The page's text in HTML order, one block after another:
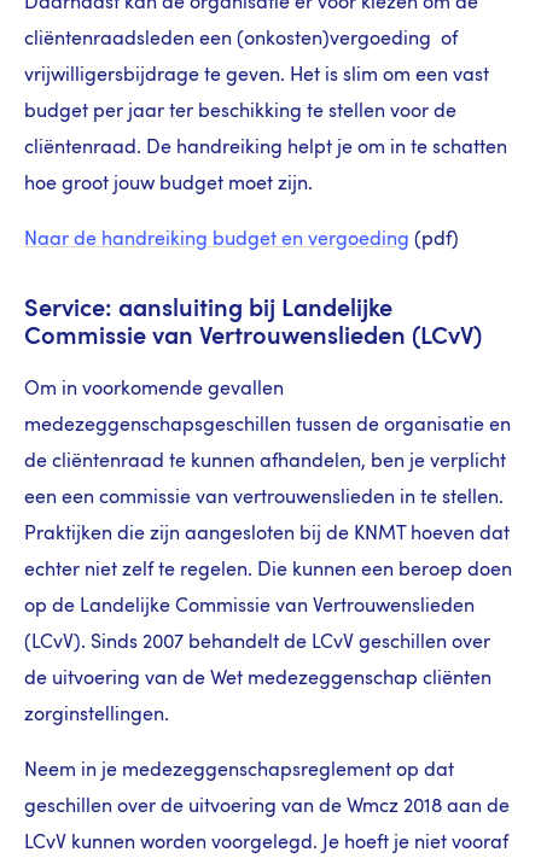
Daarnaast kan de organisatie er voor kiezen om de
cliëntenraadsleden een (onkosten)vergoeding of
vrijwilligersbijdrage te geven. Het is slim om een vast
budget per jaar ter beschikking te stellen voor de
cliëntenraad. De handreiking helpt je om in te schatten
hoe groot jouw budget moet zijn.
Naar de handreiking budget en vergoeding (pdf)
Service: aansluiting bij Landelijke
Commissie van Vertrouwenslieden (LCvV)
Om in voorkomende gevallen
medezeggenschapsgeschillen tussen de organisatie en
de cliëntenraad te kunnen afhandelen, ben je verplicht
een een commissie van vertrouwenslieden in te stellen.
Praktijken die zijn aangesloten bij de KNMT hoeven dat
echter niet zelf te regelen. Die kunnen een beroep doen
op de Landelijke Commissie van Vertrouwenslieden
(LCvV). Sinds 2007 behandelt de LCvV geschillen over
de uitvoering van de Wet medezeggenschap cliënten
zorginstellingen.
Neem in je medezeggenschapsreglement op dat
geschillen over de uitvoering van de Wmcz 2018 aan de
LCvV kunnen worden voorgelegd. Je hoeft je niet vooraf